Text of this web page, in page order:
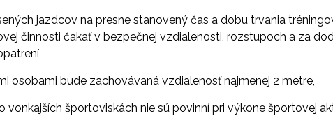
jazdcov na presne stanovený čas a dobu trvania
činnosti čakať v bezpečnej vzdialenosti, rozstupoch a za
osobami bude zachovávaná vzdialenosť najmenej 2 metre,
športoviskách nie sú povinní pri výkone športovej